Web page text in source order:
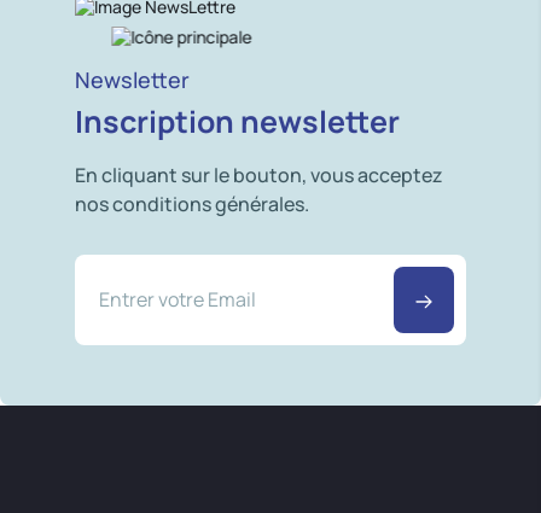
Newsletter
Inscription newsletter
En cliquant sur le bouton, vous acceptez
nos conditions générales.